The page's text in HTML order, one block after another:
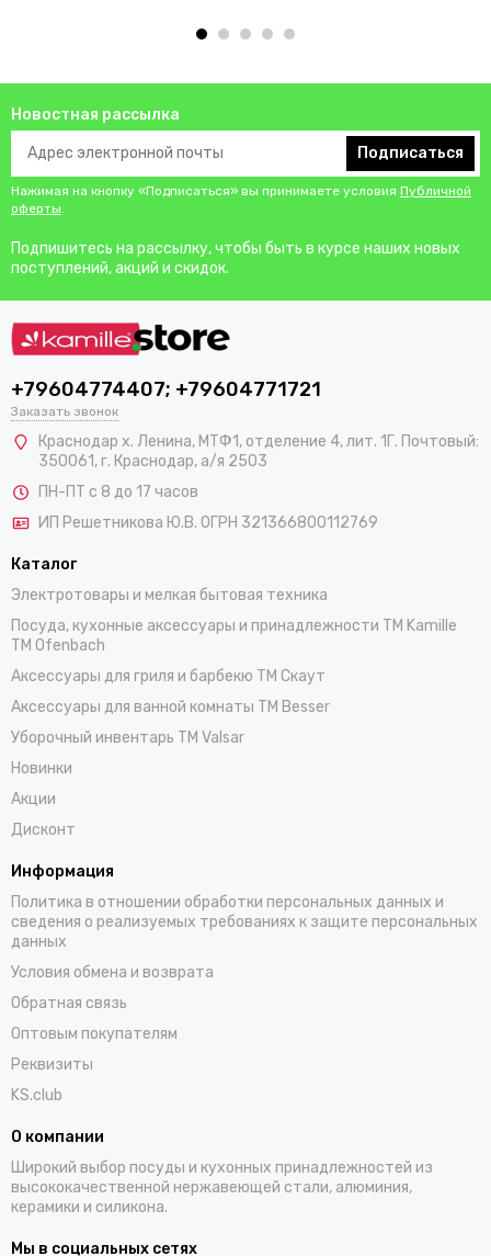
Новостная рассылка
Подписаться
Нажимая на кнопку «Подписаться» вы принимаете условия Публичной
оферты.
Подпишитесь на рассылку, чтобы быть в курсе наших новых
поступлений, акций и скидок.
+79604774407; +79604771721
Заказать звонок
Краснодар х. Ленина, МТФ1, отделение 4, лит. 1Г. Почтовый:
350061, г. Краснодар, а/я 2503
ПН-ПТ с 8 до 17 часов
ИП Решетникова Ю.В. ОГРН 321366800112769
Каталог
Электротовары и мелкая бытовая техника
Посуда, кухонные аксессуары и принадлежности TM Kamille
TM Ofenbach
Аксессуары для гриля и барбекю TM Скаут
Аксессуары для ванной комнаты TM Besser
Уборочный инвентарь TM Valsar
Новинки
Акции
Дисконт
Информация
Политика в отношении обработки персональных данных и
сведения о реализуемых требованиях к защите персональных
данных
Условия обмена и возврата
Обратная связь
Оптовым покупателям
Реквизиты
KS.club
О компании
Широкий выбор посуды и кухонных принадлежностей из
высококачественной нержавеющей стали, алюминия,
керамики и силикона.
Мы в социальных сетях